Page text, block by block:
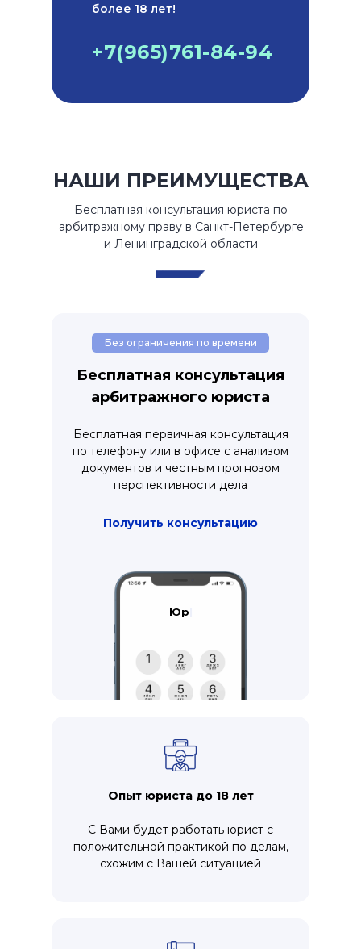
более 18 лет!
+7(965)761-84-94
НАШИ ПРЕИМУЩЕСТВА
Бесплатная консультация юриста по
арбитражному праву в Санкт-Петербурге
и Ленинградской области
С Вами будет работать юрист с
положительной практикой по делам,
схожим с Вашей ситуацией
Опыт юриста до 18 лет
Бесплатная консультация
арбитражного юриста
Бесплатная первичная консультация
по телефону или в офисе с анализом
документов и честным прогнозом
перспективности дела
Получить консультацию
Без ограничения по времени
Ю|